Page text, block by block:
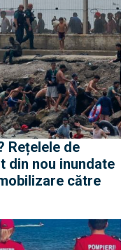
Rețelele de
din nou inundate
către